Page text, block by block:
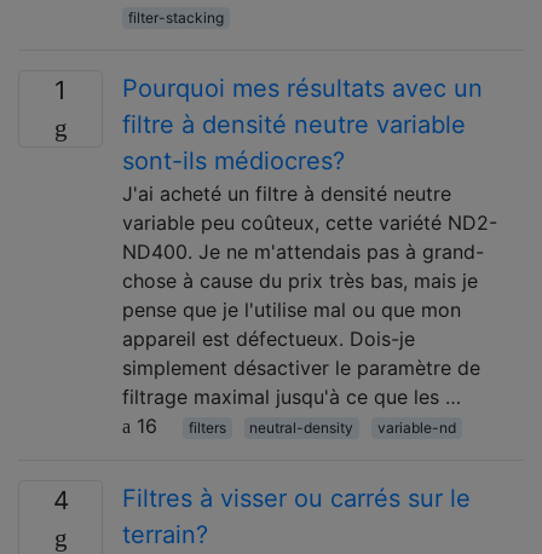
filter-stacking
1
Pourquoi mes résultats avec un
filtre à densité neutre variable
sont-ils médiocres?
J'ai acheté un filtre à densité neutre
variable peu coûteux, cette variété ND2-
ND400. Je ne m'attendais pas à grand-
chose à cause du prix très bas, mais je
pense que je l'utilise mal ou que mon
appareil est défectueux. Dois-je
simplement désactiver le paramètre de
filtrage maximal jusqu'à ce que les …
16
filters neutral-density variable-nd
4
Filtres à visser ou carrés sur le
terrain?